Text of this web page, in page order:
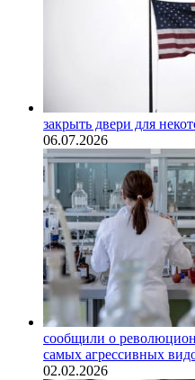
закрыть двери для
06.07.2026
сообщили о
самых агрессивных
02.02.2026